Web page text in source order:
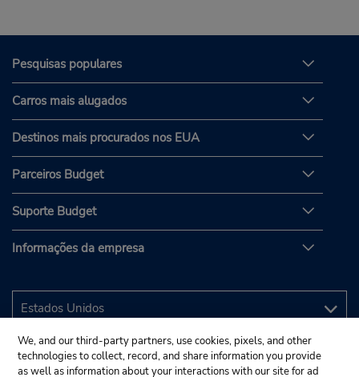
Pesquisas populares
Carros mais alugados
Destinos mais procurados nos EUA
Parceiros Budget
Suporte Budget
Informações da empresa
We, and our third-party partners, use cookies, pixels, and other
technologies to collect, record, and share information you provide
as well as information about your interactions with our site for ad